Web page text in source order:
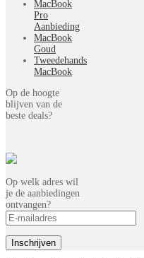
MacBook
Pro
Aanbieding
MacBook
Goud
Tweedehands
MacBook
Op de hoogte
blijven van de
beste deals?
Op welk adres wil
je de aanbiedingen
ontvangen?